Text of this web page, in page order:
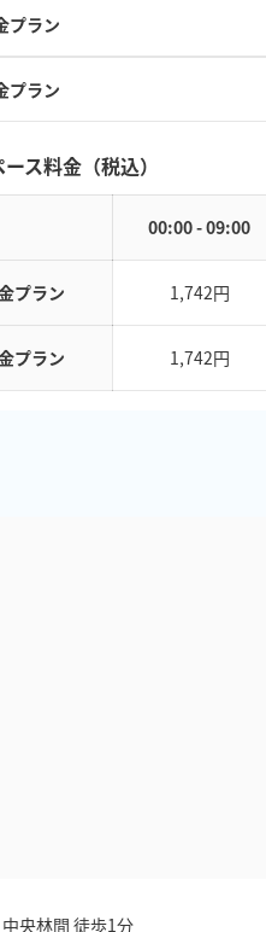
プラン
プラン
ス料金（税込）
00:00 - 09:00
プラン 1,742円
プラン 1,742円
央林間 徒歩1分